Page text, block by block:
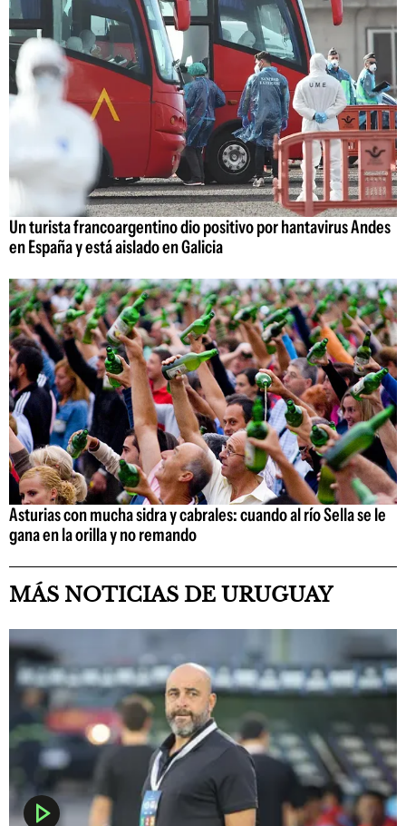
Un turista francoargentino dio positivo por hantavirus Andes
en España y está aislado en Galicia
Asturias con mucha sidra y cabrales: cuando al río Sella se le
gana en la orilla y no remando
MÁS NOTICIAS DE URUGUAY